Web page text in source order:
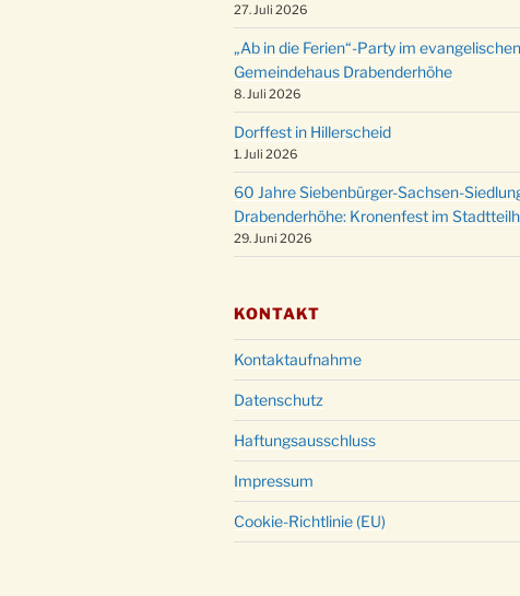
27. Juli 2026
„Ab in die Ferien“-Party im evangelischen
Gemeindehaus Drabenderhöhe
8. Juli 2026
Dorffest in Hillerscheid
1. Juli 2026
60 Jahre Siebenbürger-Sachsen-
Drabenderhöhe: Kronenfest im
29. Juni 2026
KONTAKT
Kontaktaufnahme
Datenschutz
Haftungsausschluss
Impressum
Cookie-Richtlinie (EU)